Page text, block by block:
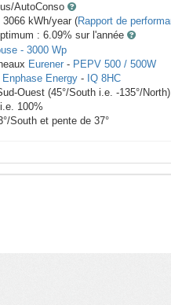
AutoConso
3066 kWh/year (Rapport de
: 6.09% sur l'année
- 3000 Wp
Eurener - PEPV 500 / 500W
Enphase Energy - IQ 8HC
Ouest (45°/South i.e. -135°/North)
100%
°/South et pente de 37°